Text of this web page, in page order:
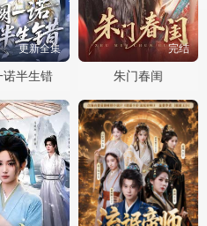
更新全集
诺半生错
完结
朱门春闺